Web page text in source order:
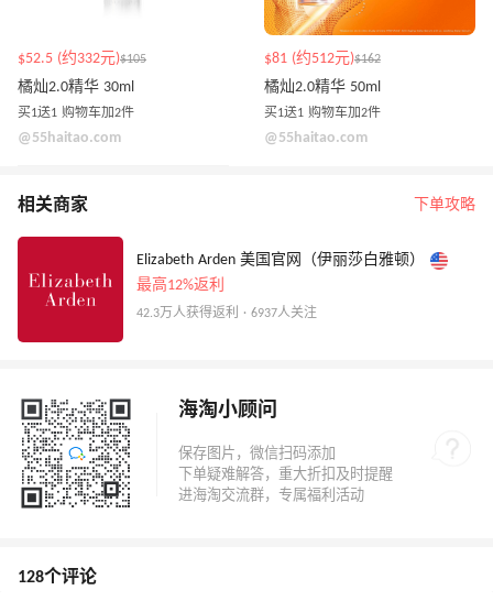
$52.5 (约332元)$105
橘灿2.0精华 30ml
买1送1 购物车加2件
@55haitao.com
$81 (约512元)$162
橘灿2.0精华 50ml
买1送1 购物车加2件
@55haitao.com
相关商家 下单攻略
Elizabeth Arden 美国官网（伊丽莎白雅顿）
最高12%返利
42.3万人获得返利 · 6937人关注
海淘小顾问
128个评论